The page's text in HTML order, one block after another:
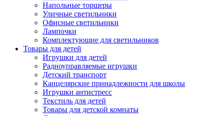
Напольные торшеры
Уличные светильники
Офисные светильники
Лампочки
Комплектующие для светильников
Товары для детей
Игрушки для детей
Радиоуправляемые игрушки
Детский транспорт
Канцелярские принадлежности для школы
Игрушки антистресс
Текстиль для детей
Товары для детской комнаты